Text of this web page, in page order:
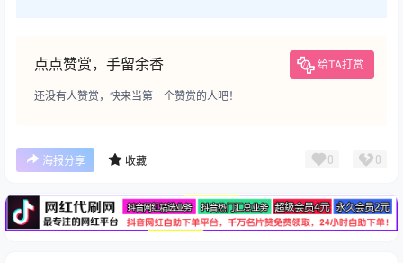
点点赞赏，手留余香 给TA打赏
还没有人赞赏，快来当第一个赞赏的人吧！
海报分享 收藏 0 0
广告